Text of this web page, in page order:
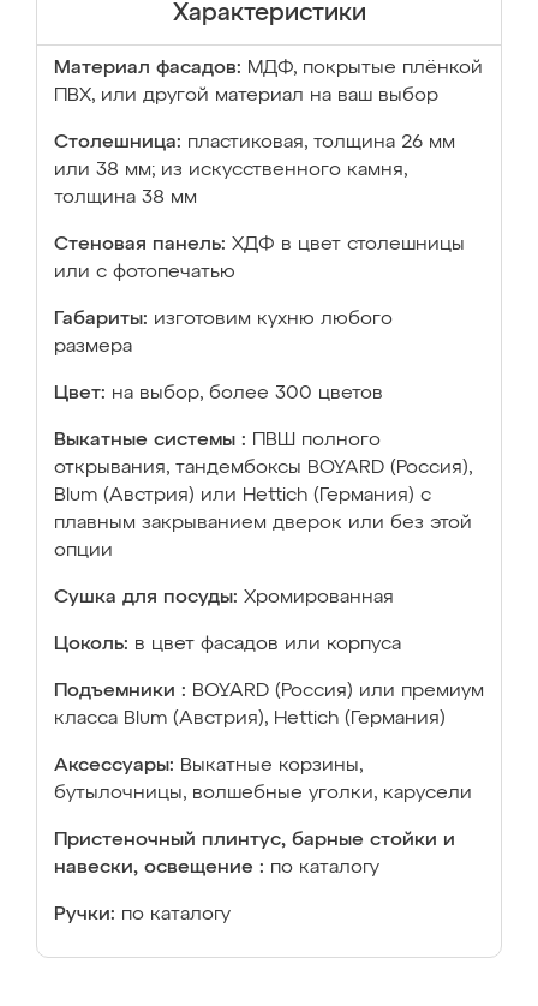
Характеристики
Материал фасадов: МДФ, покрытые плёнкой
ПВХ, или другой материал на ваш выбор
Столешница: пластиковая, толщина 26 мм
или 38 мм; из искусственного камня,
толщина 38 мм
Стеновая панель: ХДФ в цвет столешницы
или с фотопечатью
Габариты: изготовим кухню любого
размера
Цвет: на выбор, более 300 цветов
Выкатные системы :
ПВШ полного
открывания, тандембоксы BOYARD (Россия),
Blum (Австрия) или Hettich (Германия) с
плавным закрыванием дверок или без этой
опции
Сушка для посуды: Хромированная
Цоколь: в цвет фасадов или корпуса
Подъемники : BOYARD (Россия) или премиум
класса Blum (Австрия), Hettich (Германия)
Аксессуары: Выкатные корзины,
бутылочницы, волшебные уголки, карусели
Пристеночный плинтус, барные стойки и
навески, освещение : по каталогу
Ручки: по каталогу